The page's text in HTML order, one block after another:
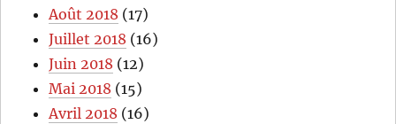
Août 2018 (17)
Juillet 2018 (16)
Juin 2018 (12)
Mai 2018 (15)
Avril 2018 (16)